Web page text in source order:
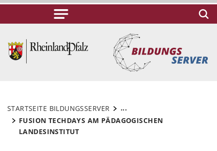
STARTSEITE BILDUNGSSERVER
...
FUSION TECHDAYS AM PÄDAGOGISCHEN
LANDESINSTITUT